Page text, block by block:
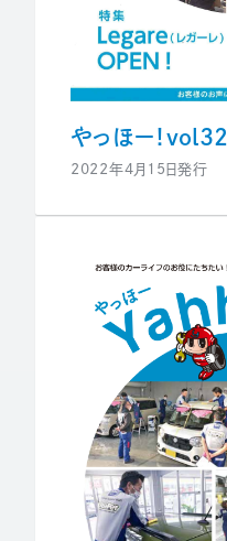
やっほー！vol32
2022年4月15日発行